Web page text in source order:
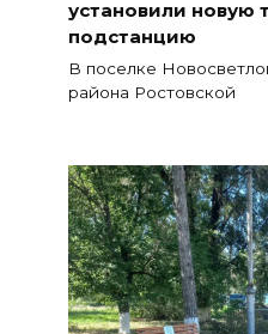
установили новую
подстанцию
В поселке
района Ростовской